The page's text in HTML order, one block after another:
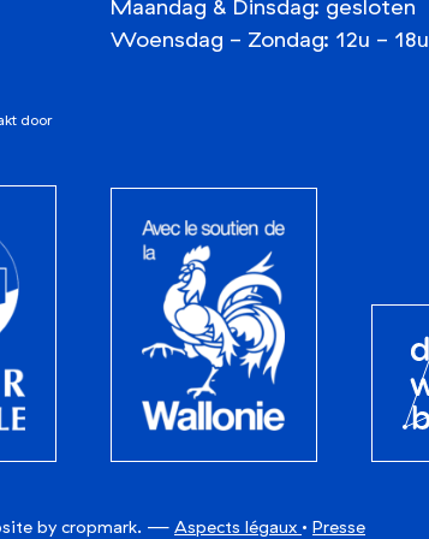
Maandag & Dinsdag: gesloten
Woensdag - Zondag: 12u - 18u
door
by cropmark. — Aspects légaux • Presse